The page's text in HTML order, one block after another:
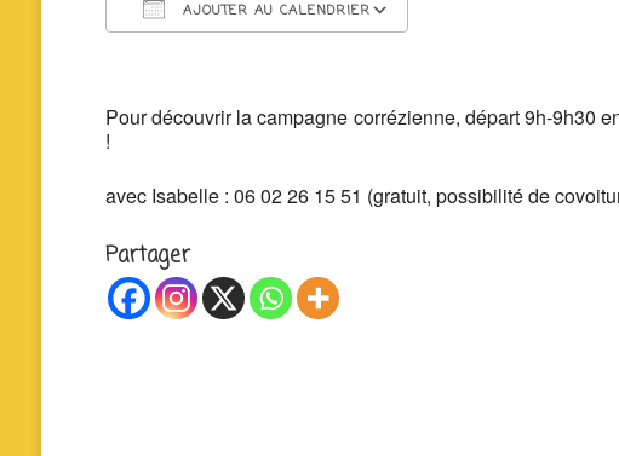
AJOUTER AU CALENDRIER
Pour découvrir la campagne corrézienne, départ 9h-9h30
!
avec Isabelle : 06 02 26 15 51 (gratuit, possibilité de
Partager